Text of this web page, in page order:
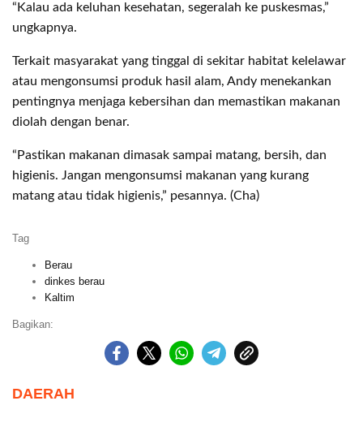
“Kalau ada keluhan kesehatan, segeralah ke puskesmas,”
ungkapnya.
Terkait masyarakat yang tinggal di sekitar habitat kelelawar
atau mengonsumsi produk hasil alam, Andy menekankan
pentingnya menjaga kebersihan dan memastikan makanan
diolah dengan benar.
“Pastikan makanan dimasak sampai matang, bersih, dan
higienis. Jangan mengonsumsi makanan yang kurang
matang atau tidak higienis,” pesannya. (Cha)
Tag
Berau
dinkes berau
Kaltim
Bagikan:
DAERAH